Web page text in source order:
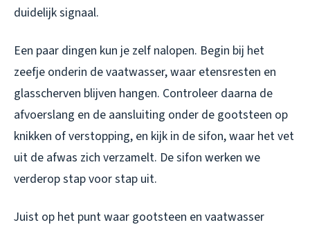
duidelijk signaal.
Een paar dingen kun je zelf nalopen. Begin bij het
zeefje onderin de vaatwasser, waar etensresten en
glasscherven blijven hangen. Controleer daarna de
afvoerslang en de aansluiting onder de gootsteen op
knikken of verstopping, en kijk in de sifon, waar het vet
uit de afwas zich verzamelt. De sifon werken we
verderop stap voor stap uit.
Juist op het punt waar gootsteen en vaatwasser